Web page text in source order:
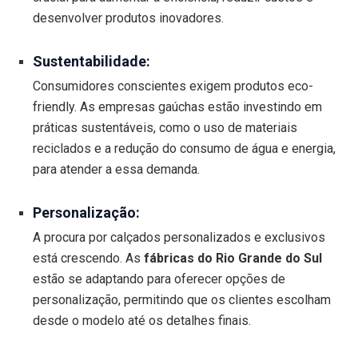
desenvolver produtos inovadores.
Sustentabilidade:
Consumidores conscientes exigem produtos eco-
friendly. As empresas gaúchas estão investindo em
práticas sustentáveis, como o uso de materiais
reciclados e a redução do consumo de água e energia,
para atender a essa demanda.
Personalização:
A procura por calçados personalizados e exclusivos
está crescendo. As fábricas do Rio Grande do Sul
estão se adaptando para oferecer opções de
personalização, permitindo que os clientes escolham
desde o modelo até os detalhes finais.